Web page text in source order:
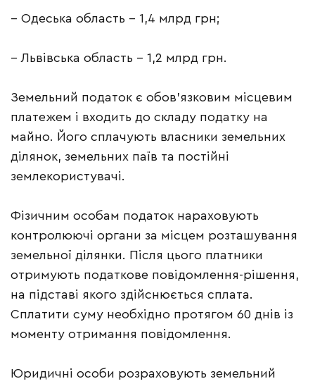
– Одеська область – 1,4 млрд грн;
– Львівська область – 1,2 млрд грн.
Земельний податок є обов’язковим місцевим
платежем і входить до складу податку на
майно. Його сплачують власники земельних
ділянок, земельних паїв та постійні
землекористувачі.
Фізичним особам податок нараховують
контролюючі органи за місцем розташування
земельної ділянки. Після цього платники
отримують податкове повідомлення-рішення,
на підставі якого здійснюється сплата.
Сплатити суму необхідно протягом 60 днів із
моменту отримання повідомлення.
Юридичні особи розраховують земельний